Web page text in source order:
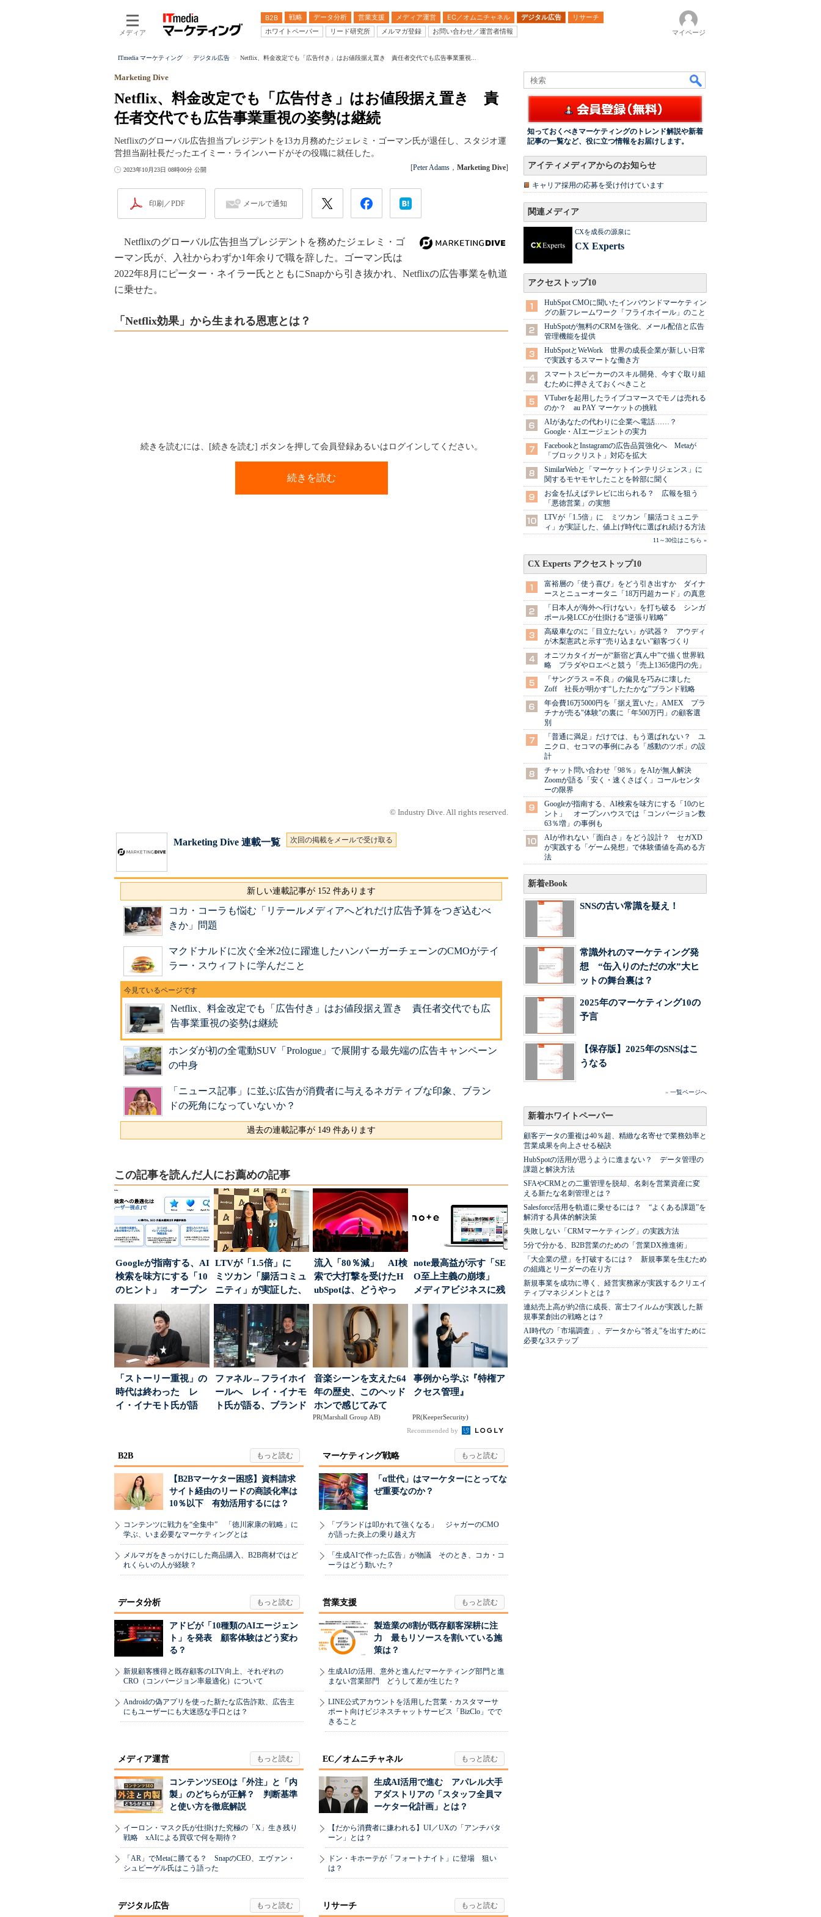
メディア
B2B 戦略 データ分析 営業支援 メディア運営 EC／オムニチャネル デジタル広告
リサーチ
ホワイトペーパー
リード研究所 メルマガ登録 お問い合わせ／運営者情報 マイページ
ITmedia マーケティング デジタル広告 Netflix、料金改定でも「広告付き」はお値段据え置き 責任者交代でも広告事業重視...
Netflix、料金改定でも「広告付き」はお値段据え置き 責
任者交代でも広告事業重視の姿勢は継続
Marketing Dive
Netflixのグローバル広告担当プレジデントを13カ月務めたジェレミ・ゴーマン氏が退任し、スタジオ運
営担当副社長だったエイミー・ラインハードがその役職に就任した。
2023年10月23日 08時00分 公開 [Peter Adams ， Marketing Dive]
印刷／PDF メールで通知
Netflixのグローバル広告担当プレジデントを務めたジェレミ・ゴ
ーマン氏が、入社からわずか1年余りで職を辞した。ゴーマン氏は
2022年8月にピーター・ネイラー氏とともにSnapから引き抜かれ、Netflixの広告事業を軌道
に乗せた。
「Netflix効果」から生まれる恩恵とは？
続きを読むには、[続きを読む] ボタンを押して会員登録あるいはログインしてください。
続きを読む
© Industry Dive. All rights reserved.
Marketing Dive 連載一覧 次回の掲載をメールで受け取る
新しい連載記事が 152 件あります
コカ・コーラも悩む「リテールメディアへどれだけ広告予算をつぎ込むべ
きか」問題
マクドナルドに次ぐ全米2位に躍進したハンバーガーチェーンのCMOがテイ
ラー・スウィフトに学んだこと
Netflix、料金改定でも「広告付き」はお値段据え置き 責任者交代でも広
告事業重視の姿勢は継続
ホンダが初の全電動SUV「Prologue」で展開する最先端の広告キャンペーン
の中身
「ニュース記事」に並ぶ広告が消費者に与えるネガティブな印象、ブラン
ドの死角になっていないか？
過去の連載記事が 149 件あります
この記事を読んだ人にお薦めの記事
Googleが指南する、AI
検索を味方にする「10
のヒント」 オープン
ハウスでは...
LTVが「1.5倍」に
ミツカン「腸活コミュ
ニティ」が実証した、
値上げ時代に選ば...
流入「80％減」 AI検
索で大打撃を受けたH
ubSpotは、どうやっ
て“未来の顧...
note最高益が示す「SE
O至上主義の崩壊」
メディアビジネスに残
された“勝ち筋...
「ストーリー重視」の
時代は終わった レ
イ・イナモト氏が語
ファネル→フライホイ
ールへ レイ・イナモ
ト氏が語る、ブランド
音楽シーンを支えた64
年の歴史、このヘッド
ホンで感じてみて
PR(Marshall Group AB)
事例から学ぶ『特権ア
クセス管理』
PR(KeeperSecurity)
Recommended by
B2B
【B2Bマーケター困惑】資料請求
サイト経由のリードの商談化率は
10％以下 有効活用するには？
コンテンツに戦力を“全集中” 「徳川家康の戦略」に
学ぶ、いま必要なマーケティングとは
メルマガをきっかけにした商品購入、B2B商材ではど
れくらいの人が経験？
マーケティング戦略
「α世代」はマーケターにとってな
ぜ重要なのか？
「ブランドは叩かれて強くなる」 ジャガーのCMO
が語った炎上の乗り越え方
「生成AIで作った広告」が物議 そのとき、コカ・コ
ーラはどう動いた？
データ分析
アドビが「10種類のAIエージェン
ト」を発表 顧客体験はどう変わ
る？
新規顧客獲得と既存顧客のLTV向上、それぞれの
CRO（コンバージョン率最適化）について
Androidの偽アプリを使った新たな広告詐欺、広告主
にもユーザーにも大迷惑な手口とは？
営業支援
製造業の8割が既存顧客深耕に注
力 最もリソースを割いている施
策は？
生成AIの活用、意外と進んだマーケティング部門と進
まない営業部門 どうして差が生じた？
LINE公式アカウントを活用した営業・カスタマーサ
ポート向けビジネスチャットサービス「BizClo」でで
きること
メディア運営
コンテンツSEOは「外注」と「内
製」のどちらが正解？ 判断基準
と使い方を徹底解説
イーロン・マスク氏が仕掛けた究極の「X」生き残り
戦略 xAIによる買収で何を期待？
「AR」でMetaに勝てる？ SnapのCEO、エヴァン・
シュピーゲル氏はこう語った
EC／オムニチャネル
生成AI活用で進む アパレル大手
アダストリアの「スタッフ全員マ
ーケター化計画」とは？
【だから消費者に嫌われる】UI／UXの「アンチパタ
ーン」とは？
ドン・キホーテが「フォートナイト」に登場 狙い
は？
デジタル広告 リサーチ
知っておくべきマーケティングのトレンド解説や新着
記事の一覧など、役に立つ情報をお届けします。
アイティメディアからのお知らせ
キャリア採用の応募を受け付けています
関連メディア
CXを成長の源泉に
CX Experts
アクセストップ10
HubSpot CMOに聞いたインバウンドマーケティン
グの新フレームワーク「フライホイール」のこと
HubSpotが無料のCRMを強化、メール配信と広告
管理機能を提供
HubSpotとWeWork 世界の成長企業が新しい日常
で実践するスマートな働き方
スマートスピーカーのスキル開発、今すぐ取り組
むために押さえておくべきこと
VTuberを起用したライブコマースでモノは売れる
のか？ au PAY マーケットの挑戦
AIがあなたの代わりに企業へ電話……？
Google・AIエージェントの実力
FacebookとInstagramの広告品質強化へ Metaが
「ブロックリスト」対応を拡大
SimilarWebと「マーケットインテリジェンス」に
関するモヤモヤしたことを幹部に聞く
お金を払えばテレビに出られる？ 広報を狙う
「悪徳営業」の実態
LTVが「1.5倍」に ミツカン「腸活コミュニテ
ィ」が実証した、値上げ時代に選ばれ続ける方法
11～30位はこちら »
CX Experts アクセストップ10
富裕層の「使う喜び」をどう引き出すか ダイナ
ースとニューオータニ「18万円超カード」の真意
「日本人が海外へ行けない」を打ち破る シンガ
ポール発LCCが仕掛ける“逆張り戦略”
高級車なのに「目立たない」が武器？ アウディ
が木梨憲武と示す“売り込まない”顧客づくり
オニツカタイガーが“新宿ど真ん中”で描く世界戦
略 プラダやロエベと競う「売上1365億円の先」
「サングラス＝不良」の偏見を巧みに壊した
Zoff 社長が明かす“したたかな”ブランド戦略
年会費16万5000円を「据え置いた」AMEX プラ
チナが売る"体験"の裏に「年500万円」の顧客選
別
「普通に満足」だけでは、もう選ばれない？ ユ
ニクロ、セコマの事例にみる「感動のツボ」の設
計
チャット問い合わせ「98％」をAIが無人解決
Zoomが語る「安く・速くさばく」コールセンタ
ーの限界
Googleが指南する、AI検索を味方にする「10のヒ
ント」 オープンハウスでは「コンバージョン数
63％増」の事例も
AIが作れない「面白さ」をどう設計？ セガXD
が実践する「ゲーム発想」で体験価値を高める方
法
新着eBook
SNSの古い常識を疑え！
常識外れのマーケティング発
想 “缶入りのただの水”大ヒ
ットの舞台裏は？
2025年のマーケティング10の
予言
【保存版】2025年のSNSはこ
うなる
» 一覧ページへ
新着ホワイトペーパー
顧客データの重複は40％超、精緻な名寄せで業務効率と
営業成果を向上させる秘訣
HubSpotの活用が思うように進まない？ データ管理の
課題と解決方法
SFAやCRMとの二重管理を脱却、名刺を営業資産に変
える新たな名刺管理とは？
Salesforce活用を軌道に乗せるには？ “よくある課題”を
解消する具体的解決策
失敗しない「CRMマーケティング」の実践方法
5分で分かる、B2B営業のための「営業DX推進術」
「大企業の壁」を打破するには？ 新規事業を生むため
の組織とリーダーの在り方
新規事業を成功に導く、経営実務家が実践するクリエイ
ティブマネジメントとは？
連結売上高が約2倍に成長、富士フイルムが実践した新
規事業創出の戦略とは？
AI時代の「市場調査」、データから“答え”を出すために
必要な3ステップ